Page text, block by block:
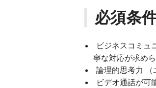
必須条
ビジネスコミュ
寧な対応が求めら
論理的思考力 （
ビデオ通話が可